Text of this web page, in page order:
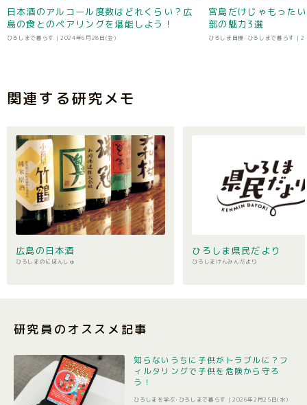
日本酒のアルコール度数はどれくらい？広
島の食とのペアリングを堪能しよう！
ひろしまで暮らす |2024年6月28日(金)
宮島だけじゃもった
部の魅力3選
ひろしま自慢･ひろしまで暮らす |
関連する研究メモ
広島の日本酒
ひろしまのにほんしゅ
ひろしま県民だより
ひろしまけんみんだより
研究員のオススメ記事
知らないうちに子供がトラブルに？フ
ィルタリングで子供を危険から守ろ
う！
ひろしまを学ぶ･ひろしまで暮らす | 2026年2月25日(水)